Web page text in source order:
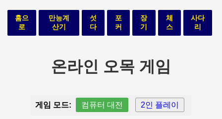
홈으
로
만능계
산기
섯
다
포
커
장
기
체
스
사다
리
온라인 오목 게임
게임 모드: 컴퓨터 대전 2인 플레이